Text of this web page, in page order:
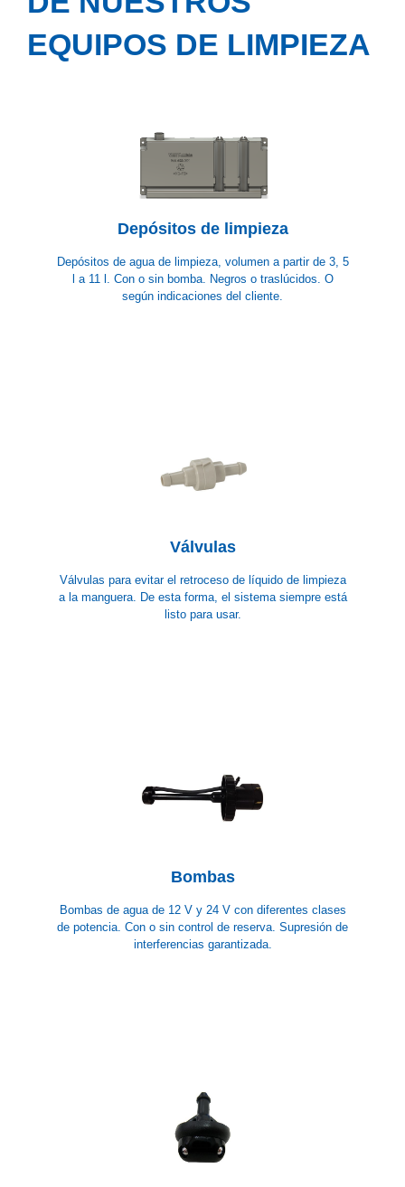
EQUIPOS DE LIMPIEZA
Depósitos de limpieza
Depósitos de agua de limpieza, volumen a partir de 3, 5
l a 11 l. Con o sin bomba. Negros o traslúcidos. O
según indicaciones del cliente.
Válvulas
Válvulas para evitar el retroceso de líquido de limpieza
a la manguera. De esta forma, el sistema siempre está
listo para usar.
Bombas
Bombas de agua de 12 V y 24 V con diferentes clases
de potencia. Con o sin control de reserva. Supresión de
interferencias garantizada.